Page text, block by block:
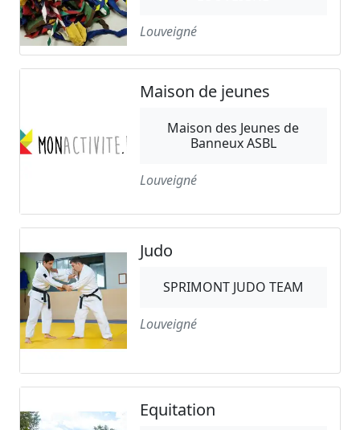
Louveigné
Maison de jeunes
Maison des Jeunes de
Banneux ASBL
Louveigné
Judo
SPRIMONT JUDO TEAM
Louveigné
Equitation